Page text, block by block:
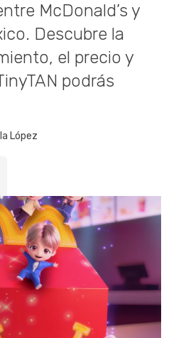
McDonald’s y
Descubre la
el precio y
podrás
López